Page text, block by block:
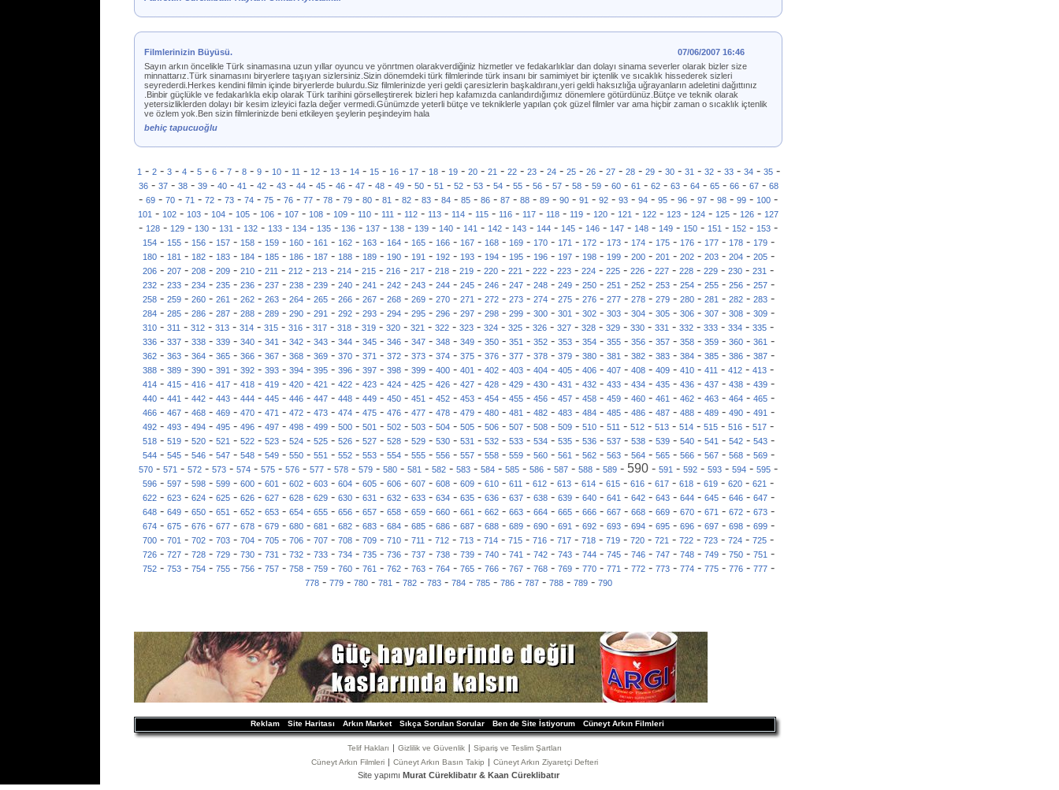
Filmlerinizin Büyüsü.
07/06/2007 16:46
Sayın arkın öncelikle Türk sinamasına uzun yıllar oyuncu ve yönrtmen olarakverdiğiniz hizmetler ve fedakarlıklar dan dolayı sinama severler olarak bizler size
minnattarız.Türk sinamasını biryerlere taşıyan sizlersiniz.Sizin dönemdeki türk filmlerinde türk insanı bir samimiyet bir içtenlik ve sıcaklık hissederek sizleri
seyrederdi.Herkes kendini filmin içinde biryerlerde bulurdu.Siz filmlerinizde yeri geldi çaresizlerin başkaldıranı,yeri geldi haksızlığa uğrayanların adeletini dağıttınız
.Binbir güçlükle ve fedakarlıkla ekip olarak Türk tarihini görselleştirerek bizleri hep kafamızda canlandırdığımız dönemlere götürdünüz.Bütçe ve teknik olarak
yetersizliklerden dolayı bir kesim izleyici fazla değer vermedi.Günümzde yeterli bütçe ve tekniklerle yapılan çok güzel filmler var ama hiçbir zaman o sıcaklık içtenlik
ve özlem yok.Ben sizin filmlerinizde beni etkileyen şeylerin peşindeyim hala
behiç tapucuoğlu
1- 2- 3- 4- 5- 6- 7- 8- 9- 10- 11- 12- 13- 14- 15- 16- 17- 18- 19- 20- 21- 22- 23- 24- 25- 26- 27- 28- 29- 30- 31- 32- 33- 34- 35-
36- 37- 38- 39- 40- 41- 42- 43- 44- 45- 46- 47- 48- 49- 50- 51- 52- 53- 54- 55- 56- 57- 58- 59- 60- 61- 62- 63- 64- 65- 66- 67- 68
- 69 - 70 - 71 - 72 - 73 - 74 - 75 - 76 - 77 - 78 - 79 - 80 - 81 - 82 - 83 - 84 - 85 - 86 - 87 - 88 - 89 - 90 - 91 - 92 - 93 - 94 - 95 - 96 - 97 - 98 - 99 - 100 -
101 - 102 - 103 - 104 - 105 - 106 - 107 - 108 - 109 - 110 - 111 - 112 - 113 - 114 - 115 - 116 - 117 - 118 - 119 - 120 - 121 - 122 - 123 - 124 - 125 - 126 - 127
- 128 - 129 - 130 - 131 - 132 - 133 - 134 - 135 - 136 - 137 - 138 - 139 - 140 - 141 - 142 - 143 - 144 - 145 - 146 - 147 - 148 - 149 - 150 - 151 - 152 - 153 -
154- 155- 156- 157- 158- 159- 160- 161- 162- 163- 164- 165- 166- 167- 168- 169- 170- 171- 172- 173- 174- 175- 176- 177- 178- 179-
180- 181- 182- 183- 184- 185- 186- 187- 188- 189- 190- 191- 192- 193- 194- 195- 196- 197- 198- 199- 200- 201- 202- 203- 204- 205-
206 - 207 - 208 - 209 - 210 - 211 - 212 - 213 - 214 - 215 - 216 - 217 - 218 - 219 - 220 - 221 - 222 - 223 - 224 - 225 - 226 - 227 - 228 - 229 - 230 - 231 -
232- 233- 234- 235- 236- 237- 238- 239- 240- 241- 242- 243- 244- 245- 246- 247- 248- 249- 250- 251- 252- 253- 254- 255- 256- 257-
258- 259- 260- 261- 262- 263- 264- 265- 266- 267- 268- 269- 270- 271- 272- 273- 274- 275- 276- 277- 278- 279- 280- 281- 282- 283-
284- 285- 286- 287- 288- 289- 290- 291- 292- 293- 294- 295- 296- 297- 298- 299- 300- 301- 302- 303- 304- 305- 306- 307- 308- 309-
310 - 311 - 312 - 313 - 314 - 315 - 316 - 317 - 318 - 319 - 320 - 321 - 322 - 323 - 324 - 325 - 326 - 327 - 328 - 329 - 330 - 331 - 332 - 333 - 334 - 335 -
336- 337- 338- 339- 340- 341- 342- 343- 344- 345- 346- 347- 348- 349- 350- 351- 352- 353- 354- 355- 356- 357- 358- 359- 360- 361-
362- 363- 364- 365- 366- 367- 368- 369- 370- 371- 372- 373- 374- 375- 376- 377- 378- 379- 380- 381- 382- 383- 384- 385- 386- 387-
388 - 389 - 390 - 391 - 392 - 393 - 394 - 395 - 396 - 397 - 398 - 399 - 400 - 401 - 402 - 403 - 404 - 405 - 406 - 407 - 408 - 409 - 410 - 411 - 412 - 413 -
414- 415- 416- 417- 418- 419- 420- 421- 422- 423- 424- 425- 426- 427- 428- 429- 430- 431- 432- 433- 434- 435- 436- 437- 438- 439-
440- 441- 442- 443- 444- 445- 446- 447- 448- 449- 450- 451- 452- 453- 454- 455- 456- 457- 458- 459- 460- 461- 462- 463- 464- 465-
466- 467- 468- 469- 470- 471- 472- 473- 474- 475- 476- 477- 478- 479- 480- 481- 482- 483- 484- 485- 486- 487- 488- 489- 490- 491-
492 - 493 - 494 - 495 - 496 - 497 - 498 - 499 - 500 - 501 - 502 - 503 - 504 - 505 - 506 - 507 - 508 - 509 - 510 - 511 - 512 - 513 - 514 - 515 - 516 - 517 -
518- 519- 520- 521- 522- 523- 524- 525- 526- 527- 528- 529- 530- 531- 532- 533- 534- 535- 536- 537- 538- 539- 540- 541- 542- 543-
544- 545- 546- 547- 548- 549- 550- 551- 552- 553- 554- 555- 556- 557- 558- 559- 560- 561- 562- 563- 564- 565- 566- 567- 568- 569-
570 - 571 - 572 - 573 - 574 - 575 - 576 - 577 - 578 - 579 - 580 - 581 - 582 - 583 - 584 - 585 - 586 - 587 - 588 - 589 - 590 - 591 - 592 - 593 - 594 - 595 -
596 - 597 - 598 - 599 - 600 - 601 - 602 - 603 - 604 - 605 - 606 - 607 - 608 - 609 - 610 - 611 - 612 - 613 - 614 - 615 - 616 - 617 - 618 - 619 - 620 - 621 -
622- 623- 624- 625- 626- 627- 628- 629- 630- 631- 632- 633- 634- 635- 636- 637- 638- 639- 640- 641- 642- 643- 644- 645- 646- 647-
648- 649- 650- 651- 652- 653- 654- 655- 656- 657- 658- 659- 660- 661- 662- 663- 664- 665- 666- 667- 668- 669- 670- 671- 672- 673-
674- 675- 676- 677- 678- 679- 680- 681- 682- 683- 684- 685- 686- 687- 688- 689- 690- 691- 692- 693- 694- 695- 696- 697- 698- 699-
700 - 701 - 702 - 703 - 704 - 705 - 706 - 707 - 708 - 709 - 710 - 711 - 712 - 713 - 714 - 715 - 716 - 717 - 718 - 719 - 720 - 721 - 722 - 723 - 724 - 725 -
726- 727- 728- 729- 730- 731- 732- 733- 734- 735- 736- 737- 738- 739- 740- 741- 742- 743- 744- 745- 746- 747- 748- 749- 750- 751-
752- 753- 754- 755- 756- 757- 758- 759- 760- 761- 762- 763- 764- 765- 766- 767- 768- 769- 770- 771- 772- 773- 774- 775- 776- 777-
778- 779- 780- 781- 782- 783- 784- 785- 786- 787- 788- 789- 790
Reklam Site Haritası Arkın Market Sıkça Sorulan Sorular Ben de Site İstiyorum Cüneyt Arkın Filmleri
Telif Hakları | Gizlilik ve Güvenlik | Sipariş ve Teslim Şartları
Cüneyt Arkın Filmleri | Cüneyt Arkın Basın Takip | Cüneyt Arkın Ziyaretçi Defteri
Site yapımı Murat Cüreklibatır & Kaan Cüreklibatır